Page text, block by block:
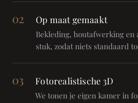
02 Op maat gemaakt
Bekleding, houtafwerking en
stuk, zodat niets standaard
03 Fotorealistische 3D
We tonen je eigen kamer in